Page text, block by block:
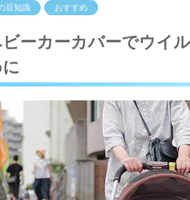
豆知識 おすすめ
ーカーカバーでウイ